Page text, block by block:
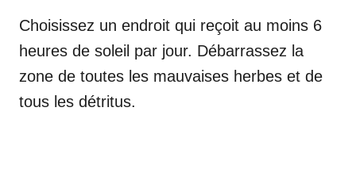
Choisissez un endroit qui reçoit au moins 6
heures de soleil par jour. Débarrassez la
zone de toutes les mauvaises herbes et de
tous les détritus.